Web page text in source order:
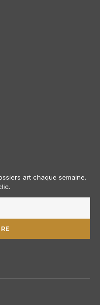
art chaque semaine.